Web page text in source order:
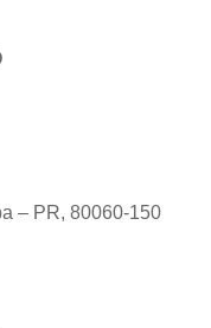
– PR, 80060-150